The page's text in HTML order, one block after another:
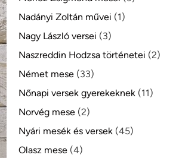
Nadányi Zoltán művei (1)
Nagy László versei (3)
Naszreddin Hodzsa történetei (2)
Német mese (33)
Nőnapi versek gyerekeknek (11)
Norvég mese (2)
Nyári mesék és versek (45)
Olasz mese (4)